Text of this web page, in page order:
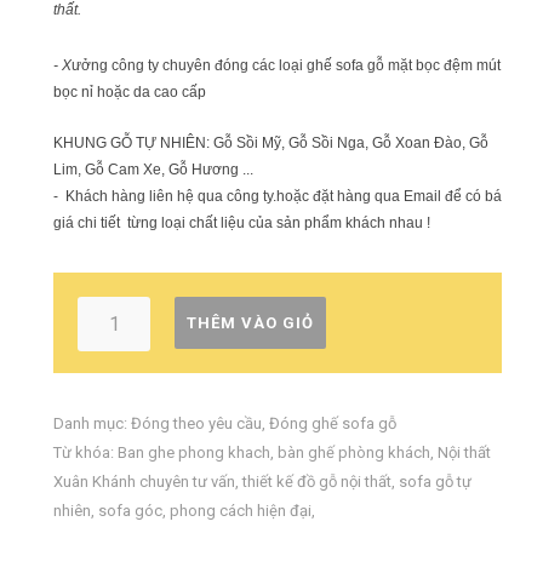
thất.
- Xưởng công ty chuyên đóng các loại ghế sofa gỗ mặt bọc đệm mút
bọc nỉ hoặc da cao cấp
KHUNG GỖ TỰ NHIÊN: Gỗ Sồi Mỹ, Gỗ Sồi Nga, Gỗ Xoan Đào, Gỗ
Lim, Gỗ Cam Xe, Gỗ Hương ...
- Khách hàng liên hệ qua công ty.hoặc đặt hàng qua Email để có báo
giá chi tiết từng loại chất liệu của sản phẩm khách nhau !
THÊM VÀO GIỎ
Danh mục: Đóng theo yêu cầu, Đóng ghế sofa gỗ
Từ khóa: Ban ghe phong khach, bàn ghế phòng khách, Nội thất
Xuân Khánh chuyên tư vấn,thiết kế đồ gỗ nội thất, sofa gỗ tự
nhiên, sofa góc, phong cách hiện đại,